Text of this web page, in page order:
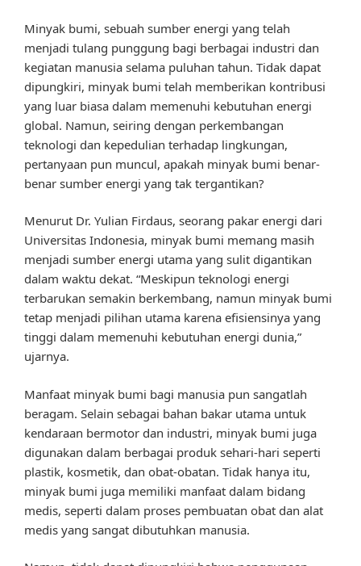
Minyak bumi, sebuah sumber energi yang telah
menjadi tulang punggung bagi berbagai industri dan
kegiatan manusia selama puluhan tahun. Tidak dapat
dipungkiri, minyak bumi telah memberikan kontribusi
yang luar biasa dalam memenuhi kebutuhan energi
global. Namun, seiring dengan perkembangan
teknologi dan kepedulian terhadap lingkungan,
pertanyaan pun muncul, apakah minyak bumi benar-
benar sumber energi yang tak tergantikan?
Menurut Dr. Yulian Firdaus, seorang pakar energi dari
Universitas Indonesia, minyak bumi memang masih
menjadi sumber energi utama yang sulit digantikan
dalam waktu dekat. “Meskipun teknologi energi
terbarukan semakin berkembang, namun minyak bumi
tetap menjadi pilihan utama karena efisiensinya yang
tinggi dalam memenuhi kebutuhan energi dunia,”
ujarnya.
Manfaat minyak bumi bagi manusia pun sangatlah
beragam. Selain sebagai bahan bakar utama untuk
kendaraan bermotor dan industri, minyak bumi juga
digunakan dalam berbagai produk sehari-hari seperti
plastik, kosmetik, dan obat-obatan. Tidak hanya itu,
minyak bumi juga memiliki manfaat dalam bidang
medis, seperti dalam proses pembuatan obat dan alat
medis yang sangat dibutuhkan manusia.